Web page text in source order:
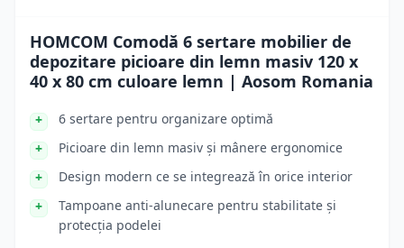
HOMCOM Comodă 6 sertare mobilier de
depozitare picioare din lemn masiv 120 x
40 x 80 cm culoare lemn | Aosom Romania
6 sertare pentru organizare optimă
Picioare din lemn masiv și mânere ergonomice
Design modern ce se integrează în orice interior
Tampoane anti-alunecare pentru stabilitate și
protecția podelei